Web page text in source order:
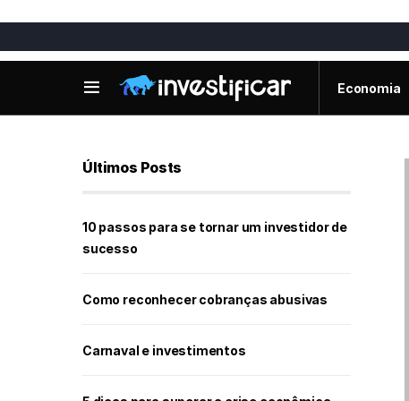
Economia
Últimos Posts
10 passos para se tornar um investidor de
sucesso
Como reconhecer cobranças abusivas
Carnaval e investimentos